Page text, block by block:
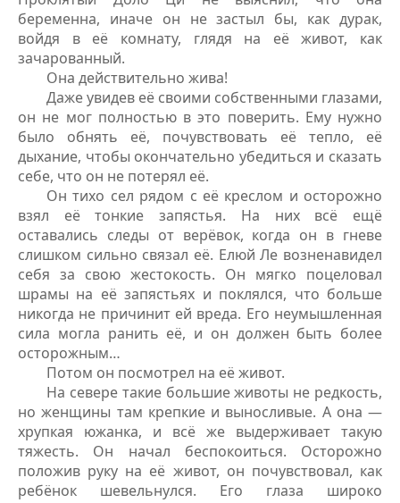
беременна, иначе он не застыл бы, как дурак,
войдя в её комнату, глядя на её живот, как
зачарованный.
Она действительно жива!
Даже увидев её своими собственными глазами,
он не мог полностью в это поверить. Ему нужно
было обнять её, почувствовать её тепло, её
дыхание, чтобы окончательно убедиться и сказать
себе, что он не потерял её.
Он тихо сел рядом с её креслом и осторожно
взял её тонкие запястья. На них всё ещё
оставались следы от верёвок, когда он в гневе
слишком сильно связал её. Елюй Ле возненавидел
себя за свою жестокость. Он мягко поцеловал
шрамы на её запястьях и поклялся, что больше
никогда не причинит ей вреда. Его неумышленная
сила могла ранить её, и он должен быть более
осторожным…
Потом он посмотрел на её живот.
На севере такие большие животы не редкость,
но женщины там крепкие и выносливые. А она —
хрупкая южанка, и всё же выдерживает такую
тяжесть. Он начал беспокоиться. Осторожно
положив руку на её живот, он почувствовал, как
ребёнок шевельнулся. Его глаза широко